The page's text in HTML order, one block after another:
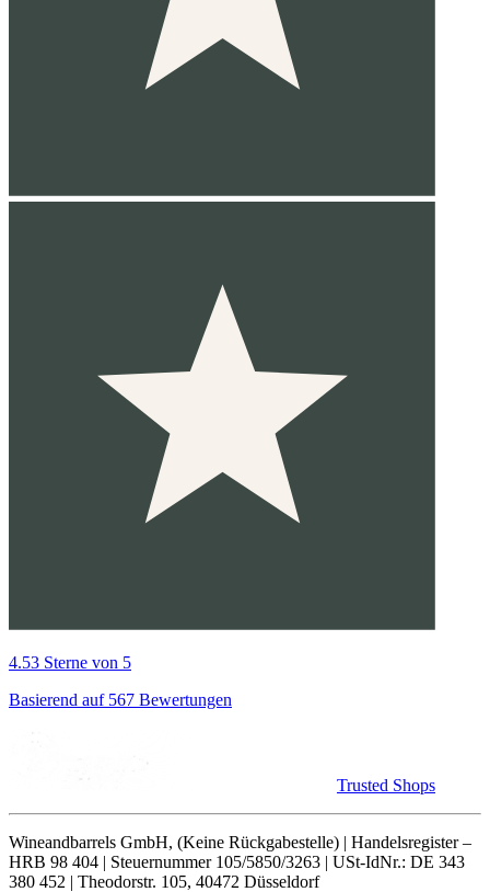
4.53 Sterne von 5
Basierend auf 567 Bewertungen
Trusted Shops
Wineandbarrels GmbH, (Keine Rückgabestelle) | Handelsregister –
HRB 98 404 | Steuernummer 105/5850/3263 | USt-IdNr.: DE 343
380 452 | Theodorstr. 105, 40472 Düsseldorf